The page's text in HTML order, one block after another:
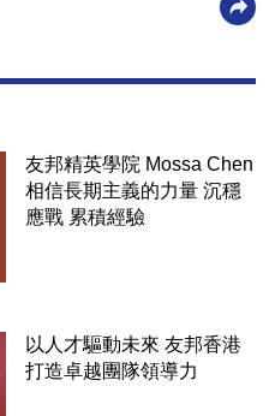
友邦精英學院 Mossa Chen
相信長期主義的力量 沉穩
應戰 累積經驗
以人才驅動未來 友邦香港
打造卓越團隊領導力